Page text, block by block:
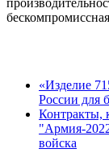
«Изделие
России для
Контракты,
"Армия-
войска